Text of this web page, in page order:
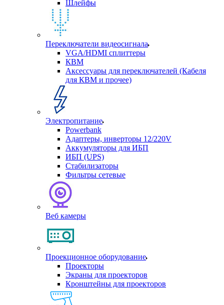
Шлейфы
Переключатели видеосигнала
VGA/HDMI сплиттеры
КВМ
Аксессуары для переключателей (Кабеля
для КВМ и прочее)
Электропитание
Powerbank
Адаптеры, инверторы 12/220V
Аккумуляторы для ИБП
ИБП (UPS)
Стабилизаторы
Фильтры сетевые
Веб камеры
Проекционное оборудование
Проекторы
Экраны для проекторов
Кронштейны для проекторов